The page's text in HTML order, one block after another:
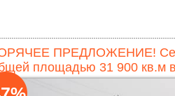
ПРЕДЛОЖЕНИЕ!
площадью 31 900 кв.м